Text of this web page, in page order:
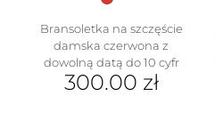
Bransoletka na szczęście
damska czerwona z
dowolną datą do 10 cyfr
300.00 zł